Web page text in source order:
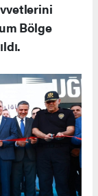
Bölge